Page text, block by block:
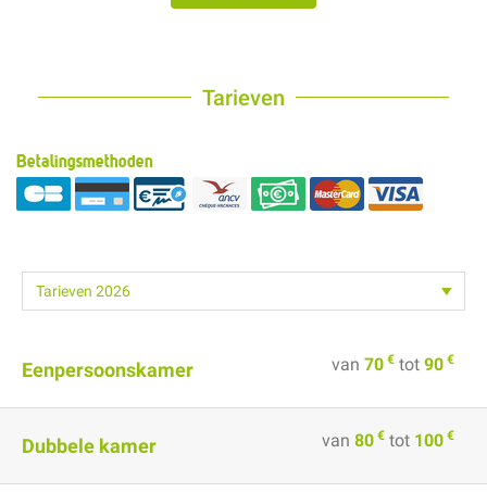
Tarieven
Betalingsmethoden
Eenpersoonskamer van 70 € tot 90 €
Dubbele kamer van 80 € tot 100 €